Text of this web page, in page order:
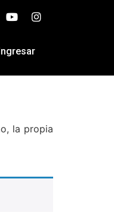
la propia